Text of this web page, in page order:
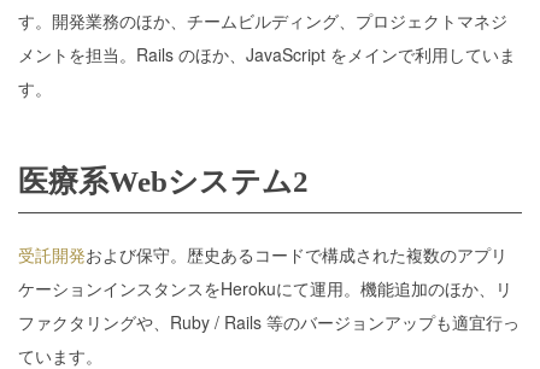
す。開発業務のほか、チームビルディング、プロジェクトマネジ
メントを担当。Rails のほか、JavaScript をメインで利用していま
す。
医療系Webシステム2
受託開発および保守。歴史あるコードで構成された複数のアプリ
ケーションインスタンスをHerokuにて運用。機能追加のほか、リ
ファクタリングや、Ruby / Rails 等のバージョンアップも適宜行っ
ています。